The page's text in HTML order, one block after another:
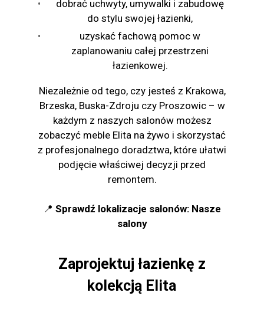
dobrać uchwyty, umywalki i zabudowę
do stylu swojej łazienki,
uzyskać fachową pomoc w
zaplanowaniu całej przestrzeni
łazienkowej.
Niezależnie od tego, czy jesteś z Krakowa,
Brzeska, Buska-Zdroju czy Proszowic – w
każdym z naszych salonów możesz
zobaczyć meble Elita na żywo i skorzystać
z profesjonalnego doradztwa, które ułatwi
podjęcie właściwej decyzji przed
remontem.
📍 Sprawdź lokalizacje salonów: Nasze
salony
Zaprojektuj łazienkę z
kolekcją Elita